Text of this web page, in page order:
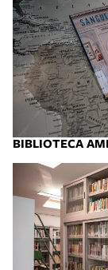
BIBLIOTECA